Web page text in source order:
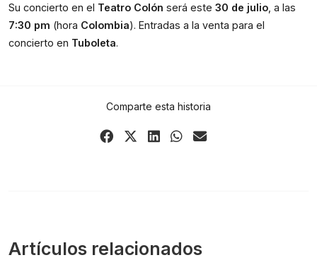
Su concierto en el Teatro Colón será este 30 de julio
7:30 pm (hora Colombia). Entradas a la venta para el
concierto en Tuboleta.
Comparte esta historia
Share Share ShareShareShare
Artículos relacionados